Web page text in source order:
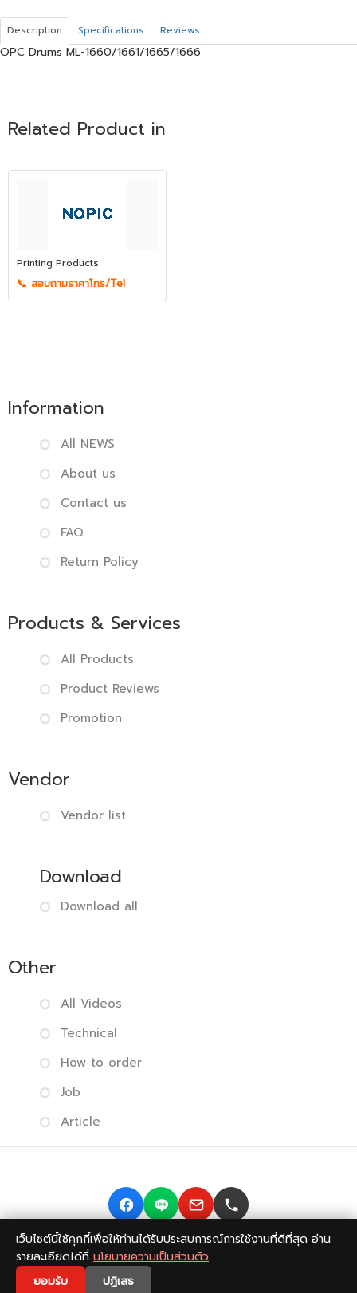
Description Specifications Reviews
OPC Drums ML-1660/1661/1665/1666
Related Product in
Printing Products
📞 สอบถามราคาโทร/Tel
Information
All NEWS
About us
Contact us
FAQ
Return Policy
Products & Services
All Products
Product Reviews
Promotion
Vendor
Vendor list
Download
Download all
Other
All Videos
Technical
How to order
Job
Article
Copyright © 2014-2026 BISMONPRINT Co.,LTD
Privacy
policy|Return Policy
เว็บไซต์นี้ใช้คุกกี้เพื่อให้ท่านได้รับประสบการณ์การใช้งานที่ดีที่สุด อ่าน
รายละเอียดได้ที่ นโยบายความเป็นส่วนตัว
ยอมรับ
ปฏิเสธ